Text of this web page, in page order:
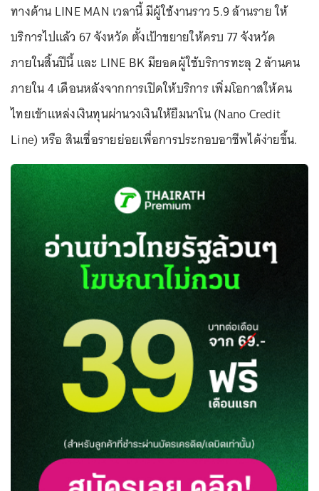
ทางด้าน LINE MAN เวลานี้ มีผู้ใช้งานราว 5.9 ล้านราย ให้
บริการไปแล้ว 67 จังหวัด ตั้งเป้าขยายให้ครบ 77 จังหวัด
ภายในสิ้นปีนี้ และ LINE BK มียอดผู้ใช้บริการทะลุ 2 ล้านคน
ภายใน 4 เดือนหลังจากการเปิดให้บริการ เพิ่มโอกาสให้คน
ไทยเข้าแหล่งเงินทุนผ่านวงเงินให้ยืมนาโน (Nano Credit
Line) หรือ สินเชื่อรายย่อยเพื่อการประกอบอาชีพได้ง่ายขึ้น.